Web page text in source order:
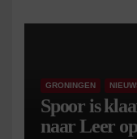
GRONINGEN
Spoor is
naar Leer